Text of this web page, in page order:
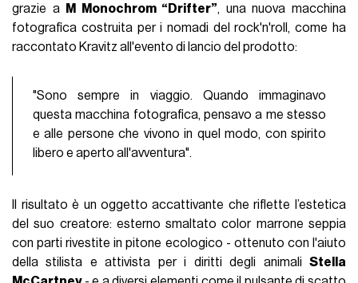
grazie a
M Monochrom “Drifter”, una nuova macchina
fotografica costruita per i nomadi del rock'n'roll, come ha
raccontato Kravitz all'evento di lancio del prodotto:
"Sono sempre in viaggio. Quando immaginavo
questa macchina fotografica, pensavo a me stesso
e alle persone che vivono in quel modo, con spirito
libero e aperto all'avventura".
Il risultato è un oggetto accattivante che riflette l’estetica
del suo creatore: esterno smaltato color marrone seppia
con parti rivestite in pitone ecologico - ottenuto con l'aiuto
della stilista e attivista per i diritti degli animali Stella